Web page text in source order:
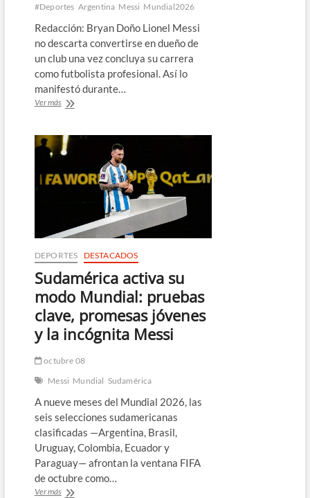
#Deportes Argentina Messi Mundial2026
Redacción: Bryan Doño Lionel Messi
no descarta convertirse en dueño de
un club una vez concluya su carrera
como futbolista profesional. Así lo
manifestó durante…
Ver másLeo
tener
su
club
DEPORTES DESTACADOS
Sudamérica activa su
modo Mundial: pruebas
clave, promesas jóvenes
y la incógnita Messi
octubre 08
Messi Mundial Sudamérica
A nueve meses del Mundial 2026, las
seis selecciones sudamericanas
clasificadas —Argentina, Brasil,
Uruguay, Colombia, Ecuador y
Paraguay— afrontan la ventana FIFA
de octubre como…
Ver másSudamérica